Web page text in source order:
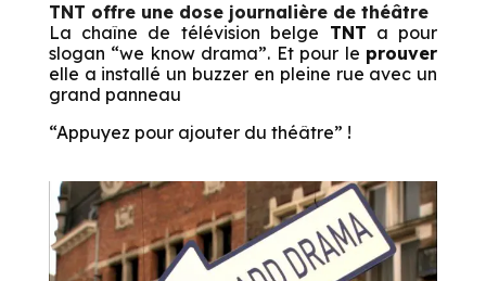
TNT offre une dose journalière de théâtre
La chaîne de télévision belge TNT a pour
slogan “we know drama”. Et pour le prouver
elle a installé un buzzer en pleine rue avec un
grand panneau
“Appuyez pour ajouter du théâtre” !